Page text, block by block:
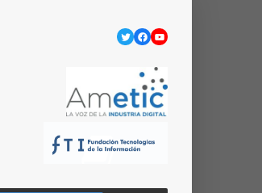
Twitter
Facebook
YouTube